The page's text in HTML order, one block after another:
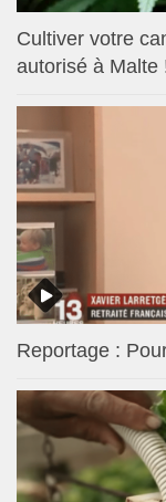
Cultiver votre
autorisé à Malte
Reportage :